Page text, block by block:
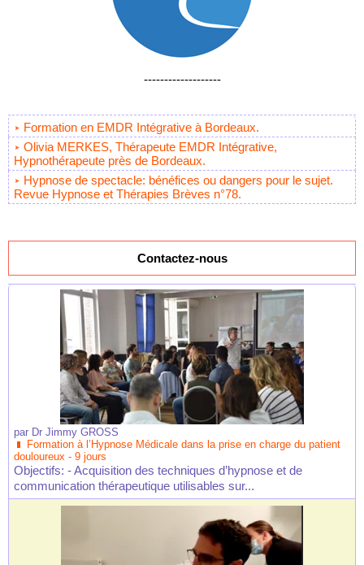
-------------------
Formation en EMDR Intégrative à Bordeaux.
Olivia MERKES, Thérapeute EMDR Intégrative,
Hypnothérapeute près de Bordeaux.
Hypnose de spectacle: bénéfices ou dangers pour le sujet.
Revue Hypnose et Thérapies Brèves n°78.
Contactez-nous
par Dr Jimmy GROSS
Formation à l’Hypnose Médicale dans la prise en charge du patient
douloureux - 9 jours
Objectifs: - Acquisition des techniques d’hypnose et de
communication thérapeutique utilisables sur...